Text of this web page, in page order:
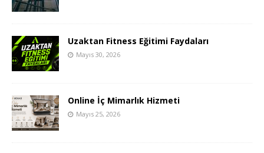
Uzaktan Fitness Eğitimi Faydaları
Mayıs 30, 2026
Online İç Mimarlık Hizmeti
Mayıs 25, 2026